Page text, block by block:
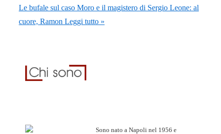
Le bufale sul caso Moro e il magistero di Sergio Leone: al
cuore, Ramon Leggi tutto »
Sono nato a Napoli nel 1956 e